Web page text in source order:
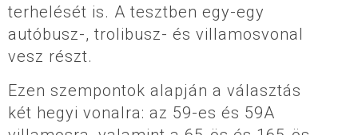
terhelését is. A tesztben egy-egy
autóbusz-, trolibusz- és villamosvonal
vesz részt.
Ezen szempontok alapján a választás
két hegyi vonalra: az 59-es és 59A